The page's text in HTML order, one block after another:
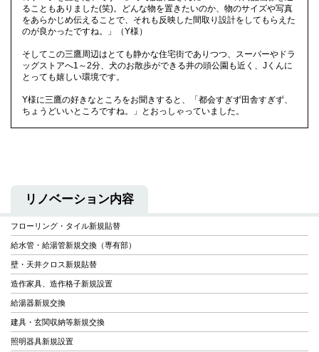
ることもありました(笑)。どんな物を置きたいのか、物のサイズや写真
をあらかじめ伝えることで、それも反映した間取り設計をしてもらえた
のが良かったですね。」（Y様）
そしてこの三鷹周辺はとても静かな住宅街でありつつ、スーパーやドラ
ッグストアへ1～2分、犬のお散歩ができる井の頭公園も近く、Jくんに
とっても嬉しい環境です。
Y様に三鷹の好きなところをお聞きすると、「都会すぎず田舎すぎず、
ちょうどいいところですね。」とおっしゃっていました。
リノベーション内容
フローリング・タイル新規貼替
給水管・給湯管新規交換（専有部）
壁・天井クロス新規貼替
造作家具、造作格子新規設置
給湯器新規交換
建具・玄関収納等新規交換
照明器具新規設置